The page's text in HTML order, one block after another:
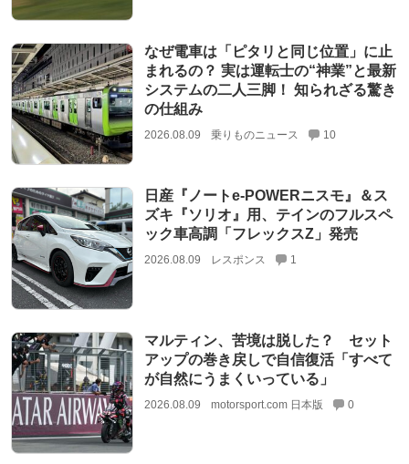
なぜ電車は「ピタリと同じ位置」に止
まれるの？ 実は運転士の“神業”と最新
システムの二人三脚！ 知られざる驚き
の仕組み
2026.08.09 乗りものニュース 10
日産『ノートe-POWERニスモ』＆ス
ズキ『ソリオ』用、テインのフルスペ
ック車高調「フレックスZ」発売
2026.08.09 レスポンス 1
マルティン、苦境は脱した？ セット
アップの巻き戻しで自信復活「すべて
が自然にうまくいっている」
2026.08.09 motorsport.com 日本版 0